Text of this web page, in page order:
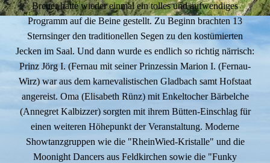
Breuer hatte wieder einmal ein tolles und aufwendiges
Programm auf die Beine gestellt. Zu Beginn brachten 13
Sternsinger den traditionellen Segen zu den kostümierten
Jecken im Saal. Und dann wurde es endlich so richtig närrisch:
Prinz Jörg I. (Fernau mit seiner Prinzessin Marion I. (Fernau-
Wirz) war aus dem karnevalistischen Gladbach samt Hofstaat
angereist. Oma (Elisabeth Rünz) mit Enkeltocher Bärbelche
(Annegret Kalbizzer) sorgten mit ihrem Bütten-Einschlag für
einen weiteren Höhepunkt der Veranstaltung. Moderne
Showtanzgruppen wie die "RheinWied-Kristalle" und die
Moonight Dancers aus Feldkirchen sowie die "Funky